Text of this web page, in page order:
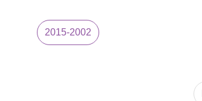
2015-2002